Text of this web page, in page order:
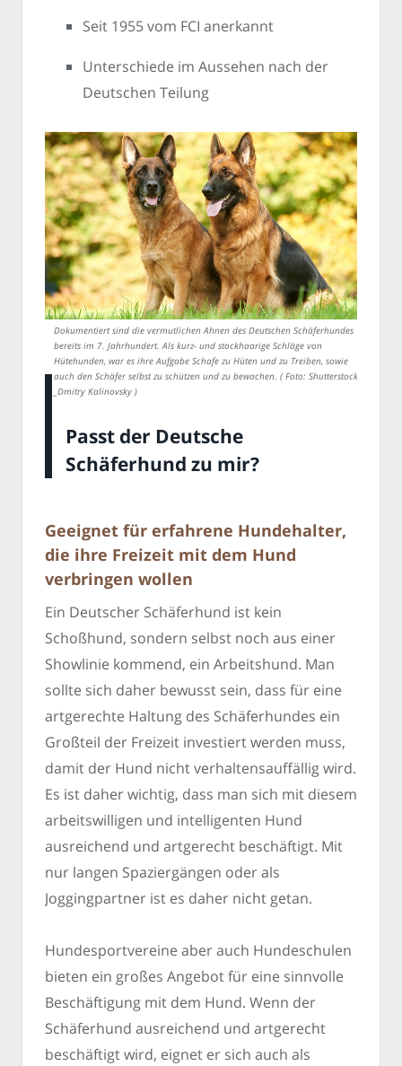
Seit 1955 vom FCI anerkannt
Unterschiede im Aussehen nach der
Deutschen Teilung
Dokumentiert sind die vermutlichen Ahnen des Deutschen Schäferhundes
bereits im 7. Jahrhundert. Als kurz- und stockhaarige Schläge von
Hütehunden, war es ihre Aufgabe Schafe zu Hüten und zu Treiben, sowie
auch den Schäfer selbst zu schützen und zu bewachen. ( Foto: Shutterstock-
_Dmitry Kalinovsky )
Passt der Deutsche
Schäferhund zu mir?
Geeignet für erfahrene Hundehalter,
die ihre Freizeit mit dem Hund
verbringen wollen
Ein Deutscher Schäferhund ist kein
Schoßhund, sondern selbst noch aus einer
Showlinie kommend, ein Arbeitshund. Man
sollte sich daher bewusst sein, dass für eine
artgerechte Haltung des Schäferhundes ein
Großteil der Freizeit investiert werden muss,
damit der Hund nicht verhaltensauffällig wird.
Es ist daher wichtig, dass man sich mit diesem
arbeitswilligen und intelligenten Hund
ausreichend und artgerecht beschäftigt. Mit
nur langen Spaziergängen oder als
Joggingpartner ist es daher nicht getan.
Hundesportvereine aber auch Hundeschulen
bieten ein großes Angebot für eine sinnvolle
Beschäftigung mit dem Hund. Wenn der
Schäferhund ausreichend und artgerecht
beschäftigt wird, eignet er sich auch als